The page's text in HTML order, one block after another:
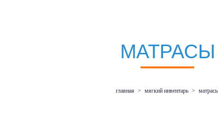
МАТРАСЫ
главная > мягкий инвентарь >